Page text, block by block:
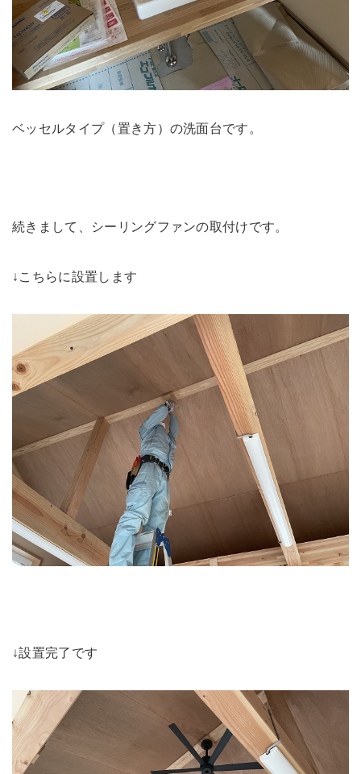
ベッセルタイプ（置き方）の洗面台です。
続きまして、シーリングファンの取付けです。
↓こちらに設置します
↓設置完了です